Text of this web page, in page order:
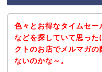
色々とお得なタイムセー
などを探していて思った
クトのお店でメルマガの
ないのかな～。